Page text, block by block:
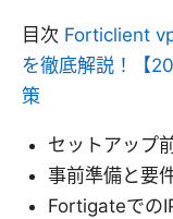
目次 Forticlient
を徹底解説！【
策
セットアップ
事前準備と要
Fortigateでの